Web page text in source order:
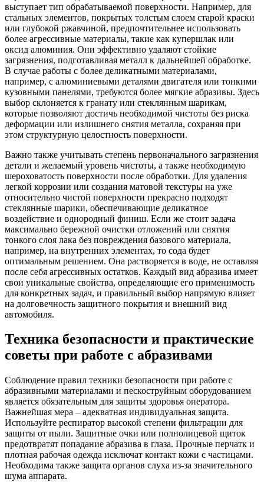
выступает тип обрабатываемой поверхности. Например, для
стальных элементов, покрытых толстым слоем старой краски
или глубокой ржавчиной, предпочтительнее использовать
более агрессивные материалы, такие как купершлак или
оксид алюминия. Они эффективно удаляют стойкие
загрязнения, подготавливая металл к дальнейшей обработке.
В случае работы с более деликатными материалами,
например, с алюминиевыми деталями двигателя или тонкими
кузовными панелями, требуются более мягкие абразивы. Здесь
выбор склоняется к гранату или стеклянным шарикам,
которые позволяют достичь необходимой чистоты без риска
деформации или излишнего снятия металла, сохраняя при
этом структурную целостность поверхности.
Важно также учитывать степень первоначального загрязнения
детали и желаемый уровень чистоты, а также необходимую
шероховатость поверхности после обработки. Для удаления
легкой коррозии или создания матовой текстуры на уже
относительно чистой поверхности прекрасно подходят
стеклянные шарики, обеспечивающие деликатное
воздействие и однородный финиш. Если же стоит задача
максимально бережной очистки отложений или снятия
тонкого слоя лака без повреждения базового материала,
например, на внутренних элементах, то сода будет
оптимальным решением. Она растворяется в воде, не оставляя
после себя агрессивных остатков. Каждый вид абразива имеет
свои уникальные свойства, определяющие его применимость
для конкретных задач, и правильный выбор напрямую влияет
на долговечность защитного покрытия и внешний вид
автомобиля.
Техника безопасности и практические
советы при работе с абразивами
Соблюдение правил техники безопасности при работе с
абразивными материалами и пескоструйным оборудованием
является обязательным для защиты здоровья оператора.
Важнейшая мера – адекватная индивидуальная защита.
Используйте респиратор высокой степени фильтрации для
защиты от пыли. Защитные очки или полнолицевой щиток
предотвратят попадание абразива в глаза. Прочные перчатк и
плотная рабочая одежда исключат контакт кожи с частицами.
Необходима также защита органов слуха из-за значительного
шума аппарата.